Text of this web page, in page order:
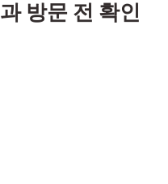
방문 전 확인